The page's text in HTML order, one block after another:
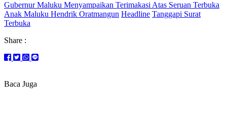
Gubernur Maluku Menyampaikan Terimakasi Atas Seruan Terbuka
Anak Maluku Hendrik Oratmangun Headline Tanggapi Surat
Terbuka
Share :
Baca Juga